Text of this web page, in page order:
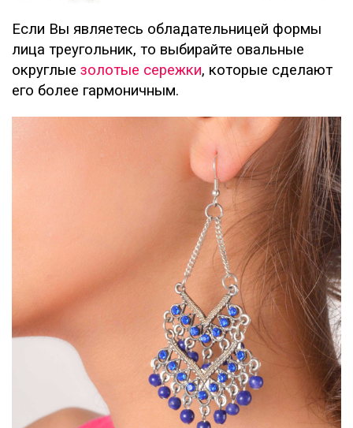
Если Вы являетесь обладательницей формы
лица треугольник, то выбирайте овальные
округлые золотые сережки, которые сделают
его более гармоничным.